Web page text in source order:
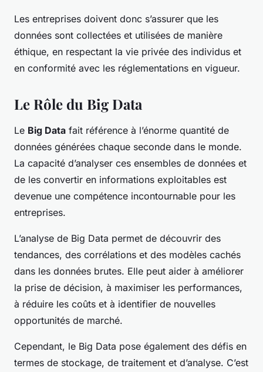
Les entreprises doivent donc s’assurer que les
données sont collectées et utilisées de manière
éthique, en respectant la vie privée des individus et
en conformité avec les réglementations en vigueur.
Le Rôle du Big Data
Le Big Data fait référence à l’énorme quantité de
données générées chaque seconde dans le monde.
La capacité d’analyser ces ensembles de données et
de les convertir en informations exploitables est
devenue une compétence incontournable pour les
entreprises.
L’analyse de Big Data permet de découvrir des
tendances, des corrélations et des modèles cachés
dans les données brutes. Elle peut aider à améliorer
la prise de décision, à maximiser les performances,
à réduire les coûts et à identifier de nouvelles
opportunités de marché.
Cependant, le Big Data pose également des défis en
termes de stockage, de traitement et d’analyse. C’est